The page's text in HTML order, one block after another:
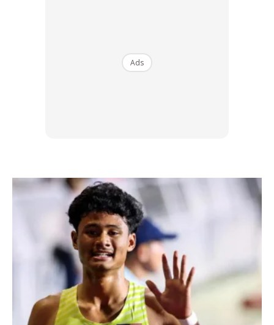
Nadhir Nasar – Foto: Instagram Nadhir Nasar
Selain itu, nama-nama popular lain seperti Isaac Voo, Siti
Saleha, Haneesya Hanee, Wani Kayrie, Dinda Dania,
Firdaus Rahmat, Shahrul Kamal, Adira, Ayu Damit, Tomok,
Priscilla Abby, Nikki Palikat, Noryn Aziz, Kaka Azraff dan
ramai lagi.
Ads